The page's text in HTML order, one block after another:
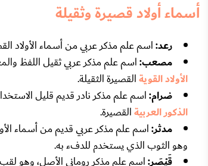
أسماء أولاد قصيرة وثقيلة
رعد:اسم علم مذكر عربي من أسماء الأولاد
مصعب:اسم علم مذكر عربي ثقيل اللفظ
الأولاد القويةالقصيرة الثقيلة.
ضرام:اسم علم مذكر نادر قديم قليل
الذكور العربيةالقصيرة.
مدثر:اسم علم مذكر عربي قديم من أسماء
وهو الثوب الذي يستخدم للدفء به.
قَيْصَر:اسم علم مذكر روماني الأصل، وهو